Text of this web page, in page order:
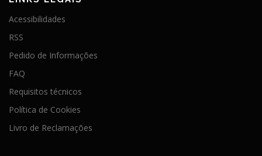
Acessibilidades
RSS
Pedido de Informações
FAQ
Requisitos técnicos
Política de Cookies
Livro de Reclamações